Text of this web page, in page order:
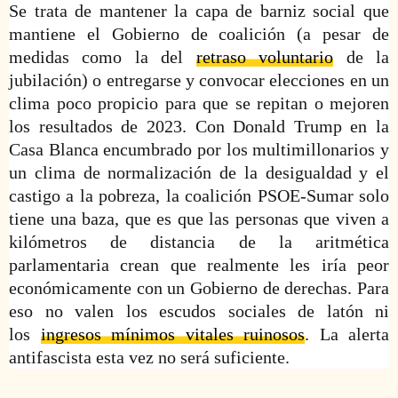
Se trata de mantener la capa de barniz social que
mantiene el Gobierno de coalición (a pesar de
medidas como la del retraso voluntario de la
jubilación) o entregarse y convocar elecciones en un
clima poco propicio para que se repitan o mejoren
los resultados de 2023. Con Donald Trump en la
Casa Blanca encumbrado por los multimillonarios y
un clima de normalización de la desigualdad y el
castigo a la pobreza, la coalición PSOE-Sumar solo
tiene una baza, que es que las personas que viven a
kilómetros de distancia de la aritmética
parlamentaria crean que realmente les iría peor
económicamente con un Gobierno de derechas. Para
eso no valen los escudos sociales de latón ni
los ingresos mínimos vitales ruinosos. La alerta
antifascista esta vez no será suficiente.